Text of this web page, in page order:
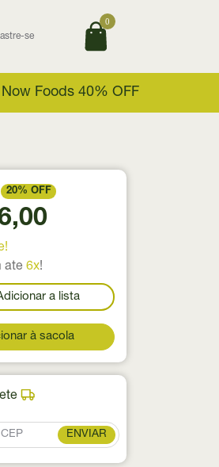
se
0
Now Foods 40% OFF
20% OFF
ate 6x!
a lista
à sacola
ENVIAR